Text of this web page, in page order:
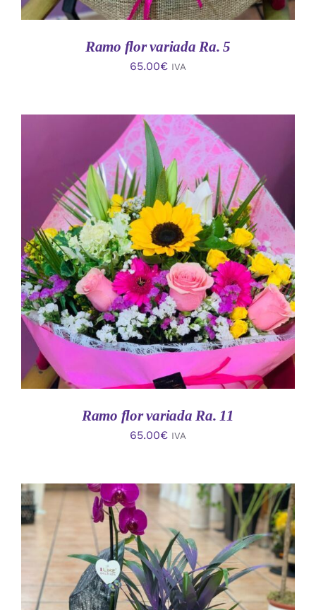
Ramo flor variada Ra. 5
65.00€ IVA
AÑADIR AL CARRITO
/
DETALLES
Ramo flor variada Ra. 11
65.00€ IVA